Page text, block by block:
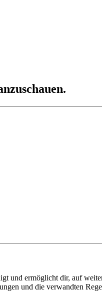
und ermöglicht dir, auf
und die verwandten